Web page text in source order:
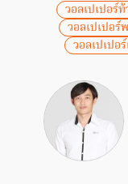
วอลเปเปอร์ท้
วอลเปเปอ
วอลเปเปอ